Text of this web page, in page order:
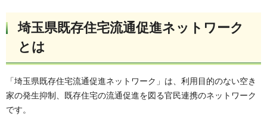
埼玉県既存住宅流通促進ネットワーク
とは
「埼玉県既存住宅流通促進ネットワーク」は、利用目的のない空き
家の発生抑制、既存住宅の流通促進を図る官民連携のネットワーク
です。